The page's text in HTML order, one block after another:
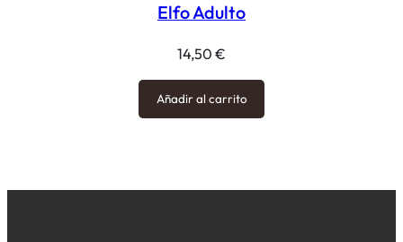
Elfo Adulto
14,50 €
Añadir al carrito